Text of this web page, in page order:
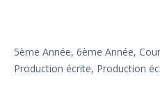
5ème Année, 6ème Année,
Production écrite, Production